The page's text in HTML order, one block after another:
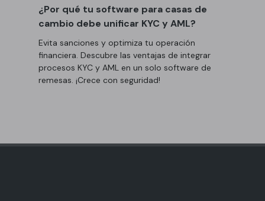
¿Por qué tu software para casas de
cambio debe unificar KYC y AML?
Evita sanciones y optimiza tu operación
financiera. Descubre las ventajas de integrar
procesos KYC y AML en un solo software de
remesas. ¡Crece con seguridad!